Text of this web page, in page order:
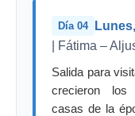
Día 04
| Fátima –
Salida para
crecieron los
casas de la